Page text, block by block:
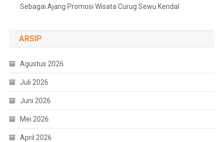
Sebagai Ajang Promosi Wisata Curug Sewu Kendal
ARSIP
Agustus 2026
Juli 2026
Juni 2026
Mei 2026
April 2026